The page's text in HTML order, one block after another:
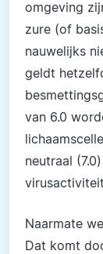
omgeving
zure (of
nauwelijks
geldt
van 6.0
neutraal
Naarmate
Dat komt